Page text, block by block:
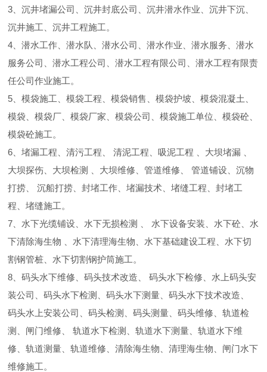
3、沉井堵漏公司、沉井封底公司、沉井潜水作业、沉井下沉、
沉井施工、沉井工程施工。
4、潜水工作、潜水队、潜水公司、潜水作业、潜水服务、潜水
服务公司、潜水工程公司、潜水工程有限公司、潜水工程有限责
任公司作业施工。
5、模袋施工、模袋工程、模袋销售、模袋护坡、模袋混凝土、
模袋、模袋厂、模袋厂家、模袋公司、模袋施工单位、模袋砼、
模袋砼施工。
6、堵漏工程、清污工程、 清泥工程、吸泥工程 、大坝堵漏 、
大坝探伤、大坝检测 、大坝维修、管道维修、 管道铺设、沉物
打捞、 沉船打捞、封堵工作、堵漏技术、堵缝工程、封堵工
程、堵缝施工。
7、水下光缆铺设、水下无损检测 、 水下设备安装、水下砼、水
下清除海生物 、水下清理海生物、水下基础建设工程、水下切
割钢管桩、水下切割钢护筒施工。
8、码头水下维修、码头技术改造、 码头水下检修、水上码头安
装公司、码头水下检测、码头水下测量、码头水下技术改造、
码头水上安装公司、码头检测、码头测量、码头维修、轨道检
测、闸门维修、 轨道水下检测、轨道水下测量、轨道水下维
修、轨道测量、轨道维修、清除海生物、清理海生物、闸门水下
维修施工。